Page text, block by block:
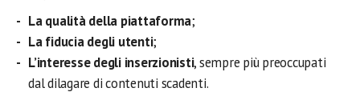
La qualità della piattaforma;
La fiducia degli utenti;
L’interesse degli inserzionisti, sempre più preoccupati
dal dilagare di contenuti scadenti.